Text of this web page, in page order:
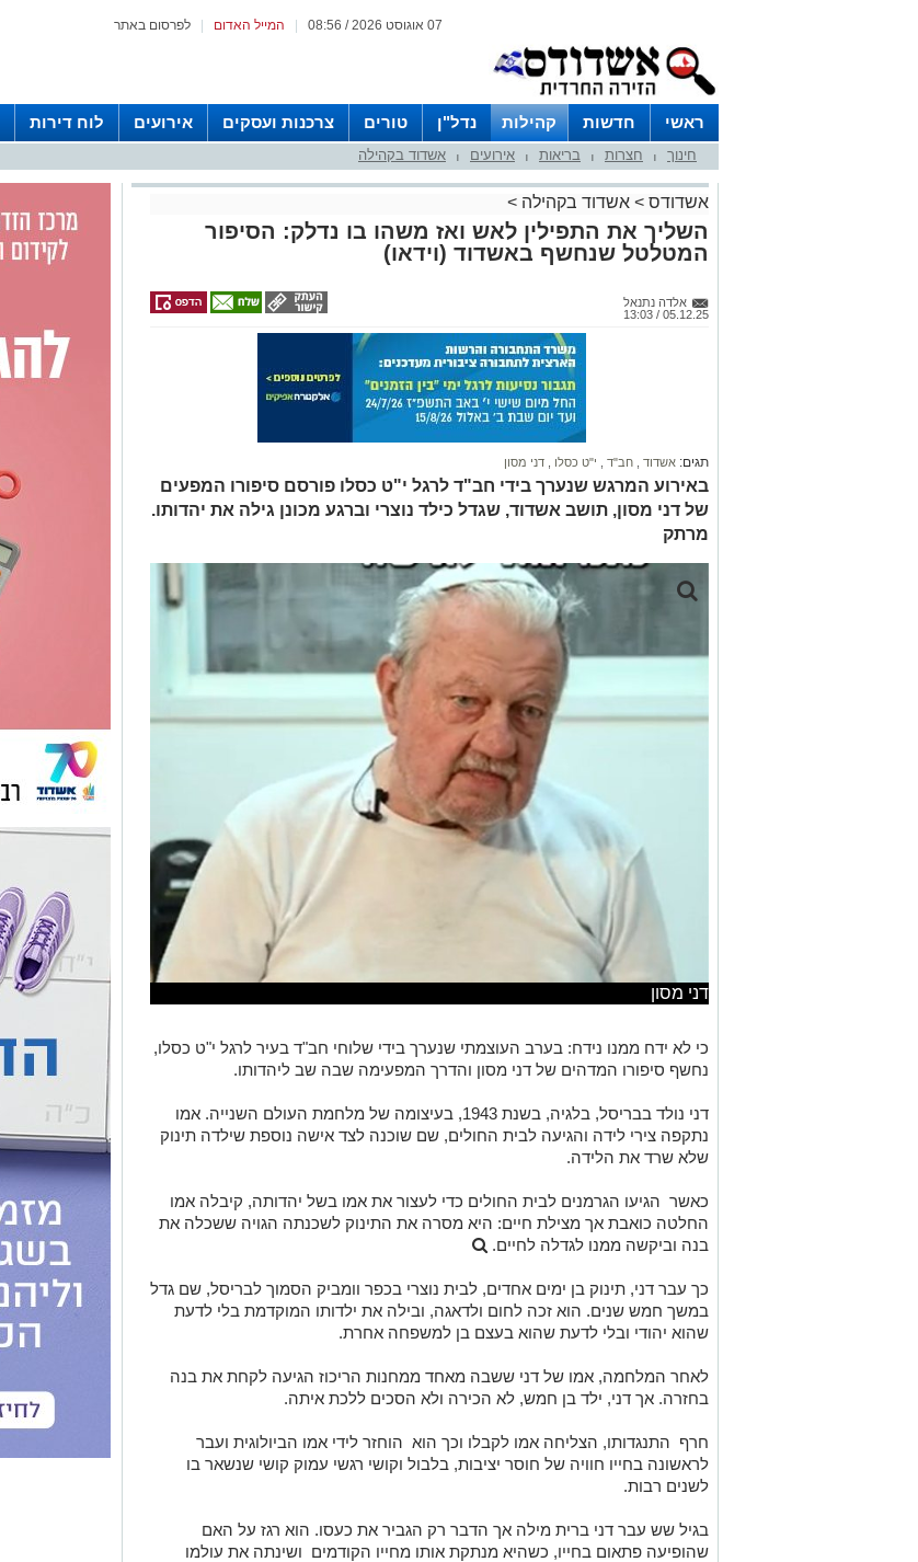
לפרסום באתר המייל האדום 07 אוגוסט 2026 / 08:56
ראשי חדשות קהילות נדל"ן טורים צרכנות ועסקים אירועים לוח דירות
חינוך חצרות בריאות אירועים אשדוד בקהילה
אשדודס > אשדוד בקהילה >
השליך את התפילין לאש ואז משהו בו נדלק: הסיפור
המטלטל שנחשף באשדוד (וידאו)
אלדה נתנאל
05.12.25 / 13:03
תגים: אשדוד חב"ד י"ט כסלו דני מסון
באירוע המרגש שנערך בידי חב"ד לרגל י"ט כסלו פורסם סיפורו המפעים
של דני מסון, תושב אשדוד, שגדל כילד נוצרי וברגע מכונן גילה את יהדותו.
מרתק
דני מסון
כי לא ידח ממנו נידח: בערב העוצמתי שנערך בידי שלוחי חב"ד בעיר לרגל י"ט כסלו,
נחשף סיפורו המדהים של דני מסון והדרך המפעימה שבה שב ליהדותו.
דני נולד בבריסל, בלגיה, בשנת 1943, בעיצומה של מלחמת העולם השנייה. אמו
נתקפה צירי לידה והגיעה לבית החולים, שם שוכנה לצד אישה נוספת שילדה תינוק
שלא שרד את הלידה.
כאשר הגיעו הגרמנים לבית החולים כדי לעצור את אמו בשל יהדותה, קיבלה אמו
החלטה כואבת אך מצילת חיים: היא מסרה את התינוק לשכנתה הגויה ששכלה את
בנה וביקשה ממנו לגדלה לחיים.
כך עבר דני, תינוק בן ימים אחדים, לבית נוצרי בכפר וומביק הסמוך לבריסל, שם גדל
במשך חמש שנים. הוא זכה לחום ולדאגה, ובילה את ילדותו המוקדמת בלי לדעת
שהוא יהודי ובלי לדעת שהוא בעצם בן למשפחה אחרת.
לאחר המלחמה, אמו של דני ששבה מאחד ממחנות הריכוז הגיעה לקחת את בנה
בחזרה. אך דני, ילד בן חמש, לא הכירה ולא הסכים ללכת איתה.
חרף התנגדותו, הצליחה אמו לקבלו וכך הוא הוחזר לידי אמו הביולוגית ועבר
לראשונה בחייו חוויה של חוסר יציבות, בלבול וקושי רגשי עמוק קושי שנשאר בו
לשנים רבות.
בגיל שש עבר דני ברית מילה אך הדבר רק הגביר את כעסו. הוא רגז על האם
שהופיעה פתאום בחייו, כשהיא מנתקת אותו מחייו הקודמים ושינתה את עולמו